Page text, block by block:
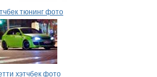
тюнинг фото
хэтчбек фото